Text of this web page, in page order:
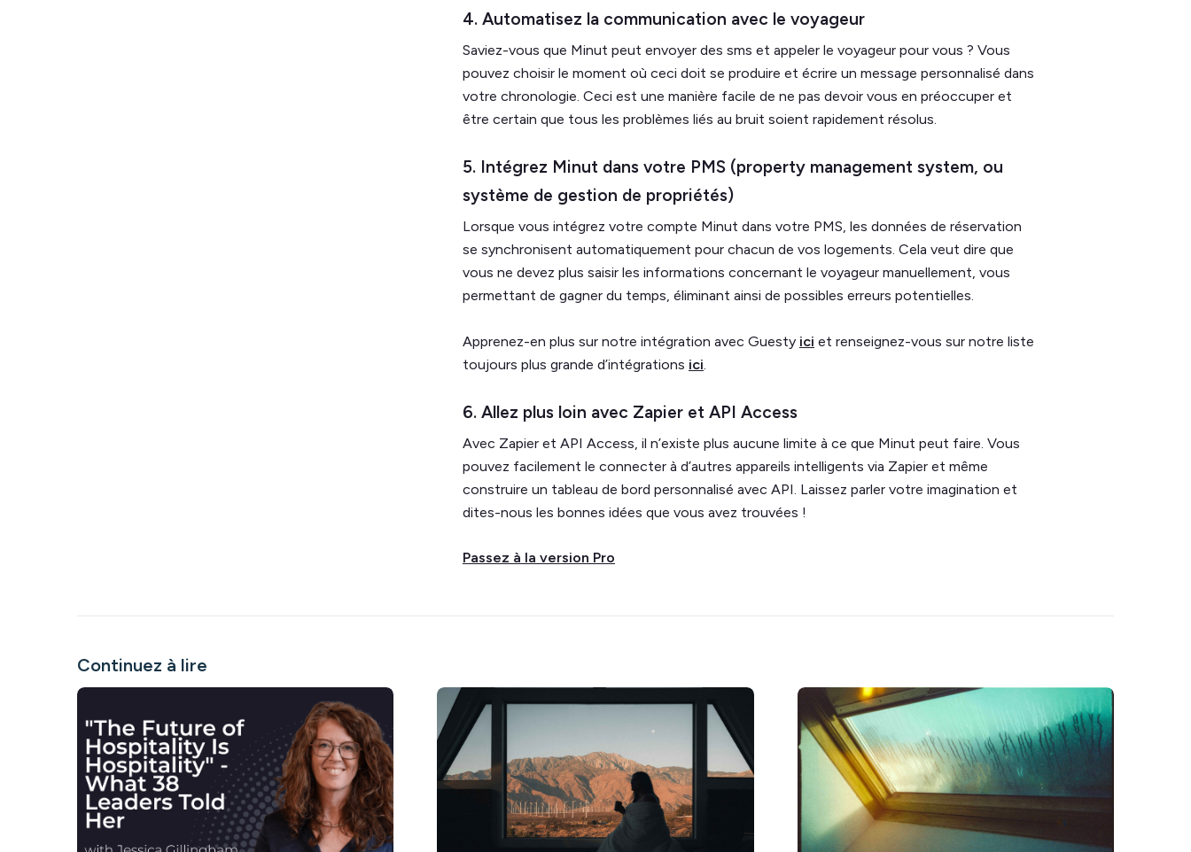
4. Automatisez la communication avec le voyageur
Saviez-vous que Minut peut envoyer des sms et appeler le voyageur pour vous ? Vous
pouvez choisir le moment où ceci doit se produire et écrire un message personnalisé dans
votre chronologie. Ceci est une manière facile de ne pas devoir vous en préoccuper et
être certain que tous les problèmes liés au bruit soient rapidement résolus.
5. Intégrez Minut dans votre PMS (property management system, ou
système de gestion de propriétés)
Lorsque vous intégrez votre compte Minut dans votre PMS, les données de réservation
se synchronisent automatiquement pour chacun de vos logements. Cela veut dire que
vous ne devez plus saisir les informations concernant le voyageur manuellement, vous
permettant de gagner du temps, éliminant ainsi de possibles erreurs potentielles.
Apprenez-en plus sur notre intégration avec Guesty ici et renseignez-vous sur notre liste
toujours plus grande d’intégrations ici.
6. Allez plus loin avec Zapier et API Access
Avec Zapier et API Access, il n’existe plus aucune limite à ce que Minut peut faire. Vous
pouvez facilement le connecter à d’autres appareils intelligents via Zapier et même
construire un tableau de bord personnalisé avec API. Laissez parler votre imagination et
dites-nous les bonnes idées que vous avez trouvées !
Passez à la version Pro
Continuez à lire